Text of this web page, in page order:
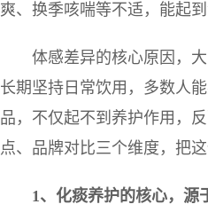
爽、换季咳喘等不适，能起
体感差异的核心原因，
长期坚持日常饮用，多数人
品，不仅起不到养护作用，
点、品牌对比三个维度，把这
1、化痰养护的核心，源